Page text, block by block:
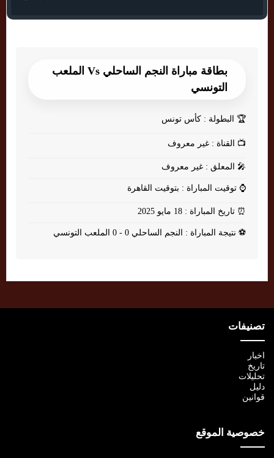
بطاقة مباراة النجم الساحلي Vs الملعب
التونسي
🏆 البطولة : كأس تونس
📺 القناة : غير معروف
🎤 المعلق : غير معروف
⌚ توقيت المباراة : بتوقيت القاهرة
⏰ تاريخ المباراة : 18 مايو 2025
⚽ نتيجة المباراة : النجم الساحلي 0 - 0 الملعب التونسي
تصنيفات
اخبار
تاريخ
تحليلات
دليل
قوانين
خصوصية الموقع